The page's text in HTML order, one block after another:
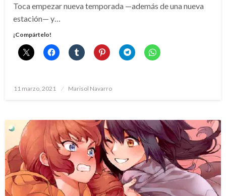
Toca empezar nueva temporada —además de una nueva
estación— y…
¡Compártelo!
Publicado
11 marzo, 2021 Marisol Navarro